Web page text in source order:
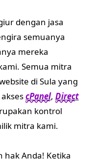
dengan jasa
semuanya
mereka
Semua mitra
di Sula yang
cPanel, Direct
kontrol
mitra kami.
hak Anda! Ketika